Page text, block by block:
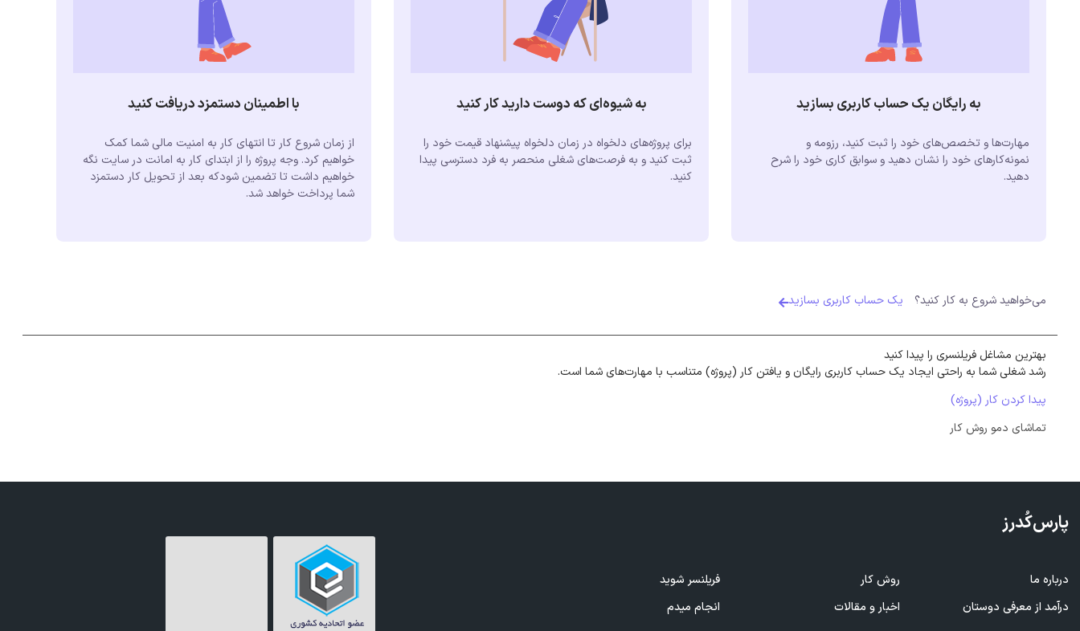
به رایگان یک حساب کاربری بسازید
مهارت‌ها و تخصص‌های خود را ثبت کنید، رزومه و
نمونه‌کارهای خود را نشان دهید و سوابق کاری خود را شرح
دهید.
به شیوه‌ای که دوست دارید کار کنید
برای پروژه‌های دلخواه در زمان دلخواه پیشنهاد قیمت خود را
ثبت کنید و به فرصت‌های شغلی منحصر به فرد دسترسی پیدا
کنید.
با اطمینان دستمزد دریافت کنید
از زمان شروع کار تا انتهای کار به امنیت مالی شما کمک
خواهیم کرد. وجه پروژه را از ابتدای کار به امانت در سایت نگه
خواهیم داشت تا تضمین شودکه بعد از تحویل کار دستمزد
شما پرداخت خواهد شد.
می‌خواهید شروع به کار کنید؟ یک حساب کاربری بسازید
بهترین مشاغل فریلنسری را پیدا کنید
رشد شغلی شما به راحتی ایجاد یک حساب کاربری رایگان و یافتن کار (پروژه) متناسب با مهارت‌های شما است.
پیدا کردن کار (پروژه)
تماشای دمو روش کار
پارس‌کُدرز
درباره ما روش کار
فریلنسر شوید
درآمد از معرفی دوستان اخبار و مقالات انجام میدم